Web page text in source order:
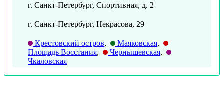
г. Санкт-Петербург, Спортивная, д. 2
г. Санкт-Петербург, Некрасова, 29
Крестовский остров, Маяковская,
Площадь Восстания, Чернышевская,
Чкаловская